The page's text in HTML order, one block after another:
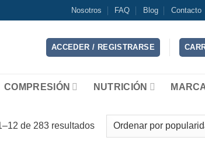
Nosotros FAQ Blog Contacto
ACCEDER / REGISTRARSE
COMPRESIÓN NUTRICIÓN
de 283 resultadosOrdenado
por